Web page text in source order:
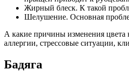
Жирный блеск. К такой
Шелушение. Основная
А какие причины изменения цвета
аллергии, стрессовые ситуации,
Бадяга